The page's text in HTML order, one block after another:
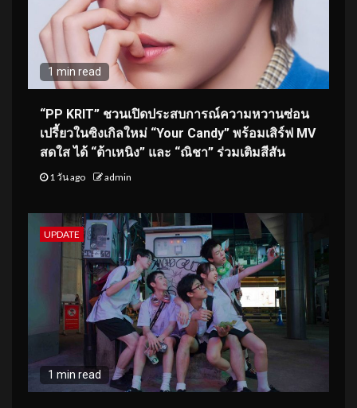
1 min read
“PP KRIT” ชวนเปิดประสบการณ์ความหวานซ่อน
เปรี้ยวในซิงเกิลใหม่ “Your Candy” พร้อมเสิร์ฟ MV
สดใส ได้ “ต้าเหนิง” และ “ณิชา” ร่วมเติมสีสัน
1 วัน ago admin
UPDATE
1 min read